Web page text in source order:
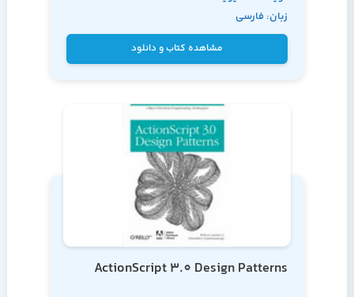
فلاناگان
زبان: فارسی
مشاهده کتاب و دانلود
ActionScript 3.0 Design Patterns